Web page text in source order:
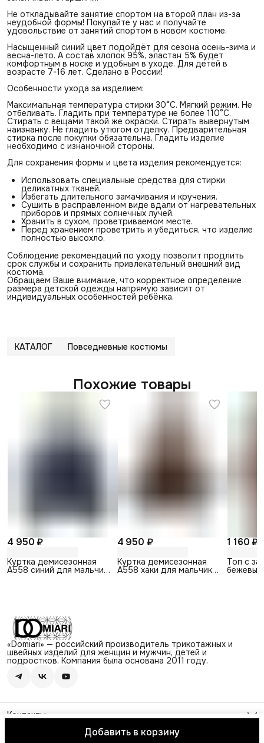
Добавить в корзину
Не откладывайте занятие спортом на второй план из-за
неудобной формы! Покупайте у нас и получайте
удовольствие от занятий спортом в новом костюме.
Насыщенный синий цвет подойдёт для сезона осень-зима и
весна-лето. А состав хлопок 95%, эластан 5% будет
комфортным в носке и удобным в уходе. Для детей в
возрасте 7-16 лет. Сделано в России!
Особенности ухода за изделием:
Максимальная температура стирки 30°С. Мягкий режим. Не
отбеливать. Гладить при температуре не более 110°С.
Стирать с вещами такой же окраски. Стирать вывернутым
наизнанку. Не гладить утюгом отделку. Предварительная
стирка после покупки обязательна. Гладить изделие
необходимо с изнаночной стороны.
Для сохранения формы и цвета изделия рекомендуется:
Использовать специальные средства для стирки
деликатных тканей.
Избегать длительного замачивания и кручения.
Сушить в расправленном виде вдали от нагревательных
приборов и прямых солнечных лучей.
Хранить в сухом, проветриваемом месте.
Перед хранением проветрить и убедиться, что изделие
полностью высохло.
Соблюдение рекомендаций по уходу позволит продлить
срок службы и сохранить привлекательный внешний вид
костюма.
Обращаем Ваше внимание, что корректное определение
размера детской одежды напрямую зависит от
индивидуальных особенностей ребёнка.
КАТАЛОГ Повседневные костюмы
Похожие товары
4 950 ₽
Куртка демисезонная
А558 синий для мальчика
4 950 ₽
Куртка демисезонная
А558 хаки для мальчика
1 160 ₽
Топ с
бежевый
«Domiari» — российский производитель трикотажных и
швейных изделий для женщин и мужчин, детей и
подростков. Компания была основана 2011 году.
Контакты
г. Череповец, ул. Архангельская, д.13